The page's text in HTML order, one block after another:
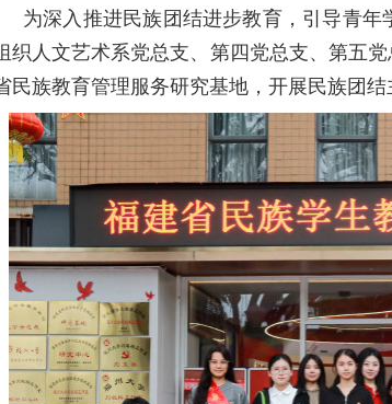
为深入推进民族团结进步教育，引导青
织人文艺术系党总支、第四党总支、第五
民族教育管理服务研究基地，开展民族团结